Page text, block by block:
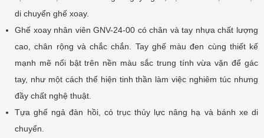
di chuyển ghế xoay.
Ghế xoay nhân viên GNV-24-00 có chân và tay nhựa chất lượng
cao, chân rộng và chắc chắn. Tay ghế màu đen cùng thiết kế
mạnh mẽ nổi bật trên nền màu sắc trung tính vừa vặn để gác
tay, như một cách thể hiện tinh thần làm việc nghiêm túc nhưng
đầy chất nghệ thuật.
Tựa ghế ngả đàn hồi, có trục thủy lực nâng hạ và bánh xe di
chuyển.